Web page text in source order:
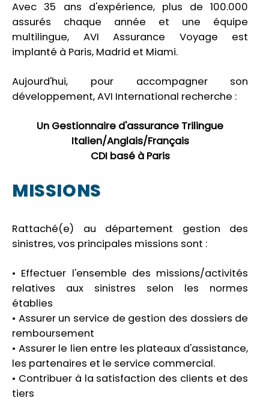
Avec 35 ans d'expérience, plus de 100.000
assurés chaque année et une équipe
multilingue, AVI Assurance Voyage est
implanté à Paris, Madrid et Miami.
Aujourd'hui, pour accompagner son
développement, AVI International recherche :
Un Gestionnaire d'assurance Trilingue
Italien/Anglais/Français
CDI basé à Paris
MISSIONS
Rattaché(e) au département gestion des
sinistres, vos principales missions sont :
• Effectuer l'ensemble des missions/activités
relatives aux sinistres selon les normes
établies
• Assurer un service de gestion des dossiers de
remboursement
• Assurer le lien entre les plateaux d'assistance,
les partenaires et le service commercial.
• Contribuer à la satisfaction des clients et des
tiers